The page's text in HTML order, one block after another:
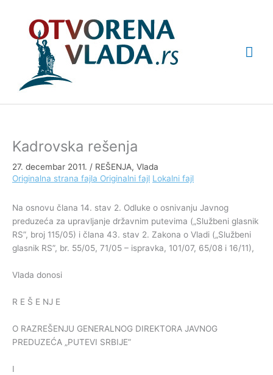
Kadrovska rešenja
27. decembar 2011. / REŠENJA, Vlada
Originalna strana fajla Originalni fajl Lokalni fajl
Na osnovu člana 14. stav 2. Odluke o osnivanju Javnog
preduzeća za upravljanje državnim putevima („Službeni glasnik
RS”, broj 115/05) i člana 43. stav 2. Zakona o Vladi („Službeni
glasnik RS”, br. 55/05, 71/05 – ispravka, 101/07, 65/08 i 16/11),
Vlada donosi
R E Š E NJ E
O RAZREŠENJU GENERALNOG DIREKTORA JAVNOG
PREDUZEĆA „PUTEVI SRBIJE”
I